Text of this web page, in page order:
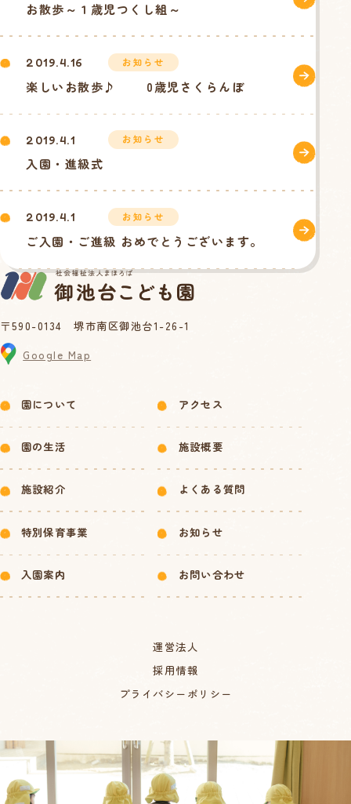
お散歩～１歳児つくし組～
2019.4.16 お知らせ
楽しいお散歩♪ 0歳児さくらんぼ
2019.4.1 お知らせ
入園・進級式
2019.4.1 お知らせ
ご入園・ご進級 おめでとうございます。
〒590-0134 堺市南区御池台1-26-1
Google Map
園について
園の生活
施設紹介
特別保育事業
入園案内
アクセス
施設概要
よくある質問
お知らせ
お問い合わせ
運営法人
採用情報
プライバシーポリシー